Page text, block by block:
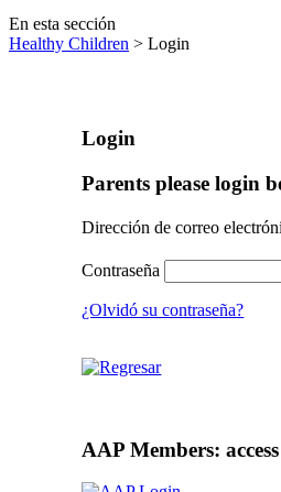
En esta sección
Healthy Children > Login
Login
Parents please login
Dirección de correo
Contraseña
¿Olvidó su contraseña?
AAP Members: